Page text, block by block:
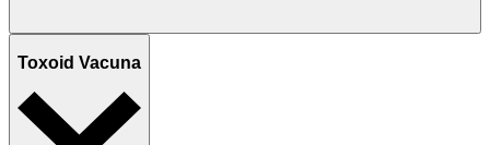
Toxoid Vacuna